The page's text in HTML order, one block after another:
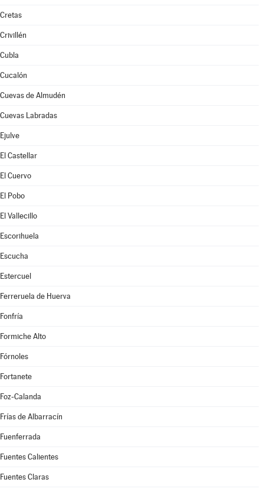
Cretas
Crivillén
Cubla
Cucalón
Cuevas de Almudén
Cuevas Labradas
Ejulve
El Castellar
El Cuervo
El Pobo
El Vallecillo
Escorihuela
Escucha
Estercuel
Ferreruela de Huerva
Fonfría
Formiche Alto
Fórnoles
Fortanete
Foz-Calanda
Frías de Albarracín
Fuenferrada
Fuentes Calientes
Fuentes Claras